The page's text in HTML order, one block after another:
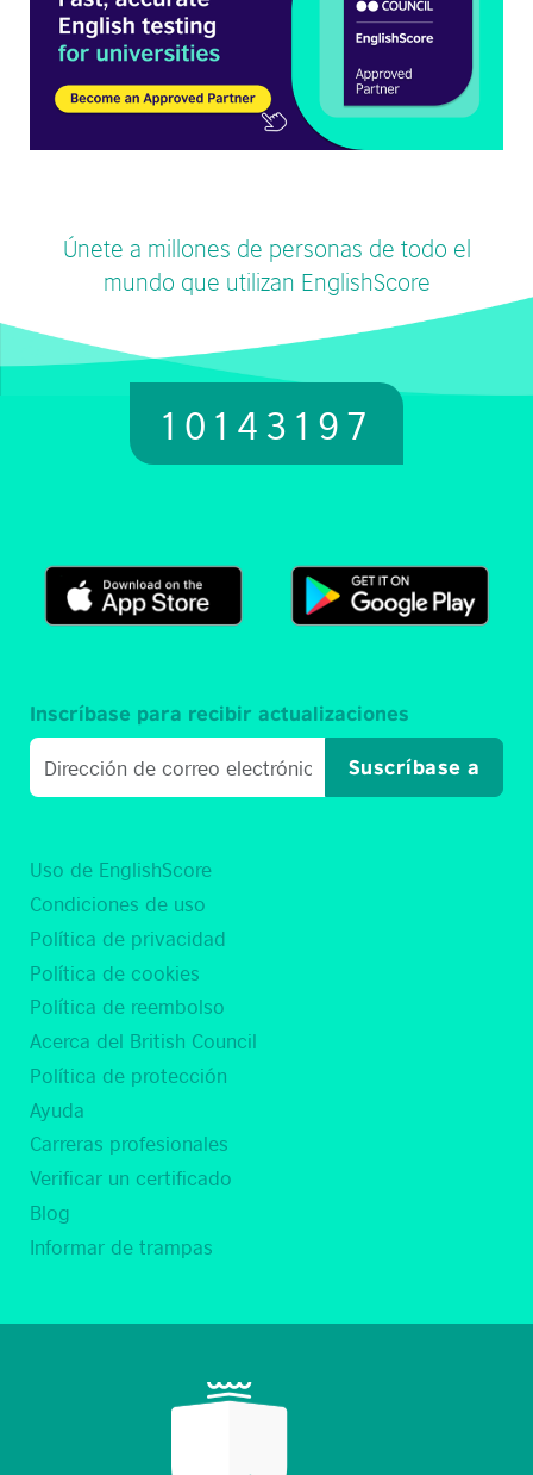
Únete a millones de personas de todo el
mundo que utilizan EnglishScore
10143197
Uso de EnglishScore
Condiciones de uso
Política de privacidad
Política de cookies
Política de reembolso
Acerca del British Council
Política de protección
Ayuda
Carreras profesionales
Verificar un certificado
Blog
Informar de trampas
Inscríbase para recibir actualizaciones
Suscríbase a